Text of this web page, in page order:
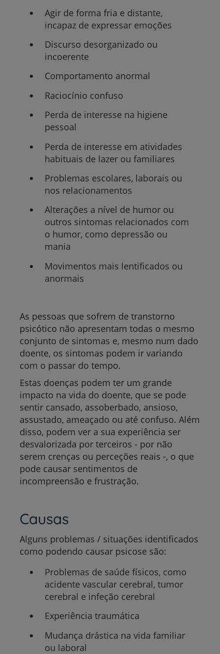
Agir de forma fria e distante,
incapaz de expressar emoções
Discurso desorganizado ou
incoerente
Comportamento anormal
Raciocínio confuso
Perda de interesse na higiene
pessoal
Perda de interesse em atividades
habituais de lazer ou familiares
Problemas escolares, laborais ou
nos relacionamentos
Alterações a nível de humor ou
outros sintomas relacionados com
o humor, como depressão ou
mania
Movimentos mais lentificados ou
anormais
As pessoas que sofrem de transtorno
psicótico não apresentam todas o mesmo
conjunto de sintomas e, mesmo num dado
doente, os sintomas podem ir variando
com o passar do tempo.
Estas doenças podem ter um grande
impacto na vida do doente, que se pode
sentir cansado, assoberbado, ansioso,
assustado, ameaçado ou até confuso. Além
disso, podem ver a sua experiência ser
desvalorizada por terceiros - por não
serem crenças ou perceções reais -, o que
pode causar sentimentos de
incompreensão e frustração.
Causas
Alguns problemas / situações identificados
como podendo causar psicose são:
Problemas de saúde físicos, como
acidente vascular cerebral, tumor
cerebral e infeção cerebral
Experiência traumática
Mudança drástica na vida familiar
ou laboral